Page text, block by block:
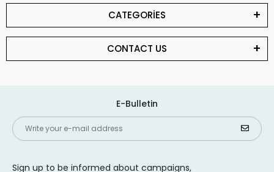
CATEGORİES
CONTACT US
E-Bulletin
Sign up to be informed about campaigns,